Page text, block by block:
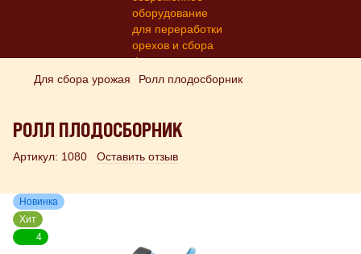
Для сбора урожая Ролл плодосборник
РОЛЛ ПЛОДОСБОРНИК
Артикул: 1080 Оставить отзыв
Новинка
Хит
4